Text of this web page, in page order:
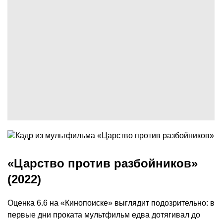
«Царство против разбойников»
(2022)
Оценка 6.6 на «Кинопоиске» выглядит подозрительно: в
первые дни проката мультфильм едва дотягивал до